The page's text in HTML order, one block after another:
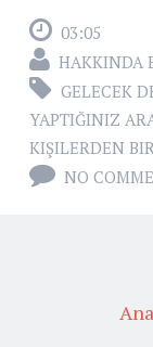
03:05
HAKKINDA
GELECEK
YAPTIĞINIZ
KIŞILERDEN
NO